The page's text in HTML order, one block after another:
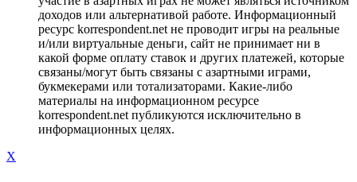
доходов или альтернативой работе. Информационный
ресурс korrespondent.net не проводит игры на реальные
и/или виртуальные деньги, сайт не принимает ни в
какой форме оплату ставок и других платежей, которые
связаны/могут быть связаны с азартными играми,
букмекерами или тотализаторами. Какие-либо
материалы на информационном ресурсе
korrespondent.net публикуются исключительно в
информационных целях.
X